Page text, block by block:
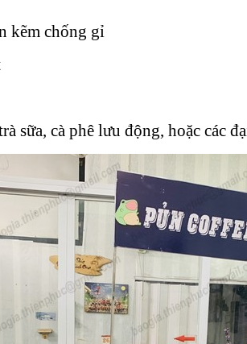
kẽm chống gỉ
sữa, cà phê lưu động, hoặc các